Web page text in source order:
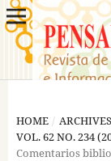
HOME / ARCHIVES
VOL. 62 NO. 234
Comentarios